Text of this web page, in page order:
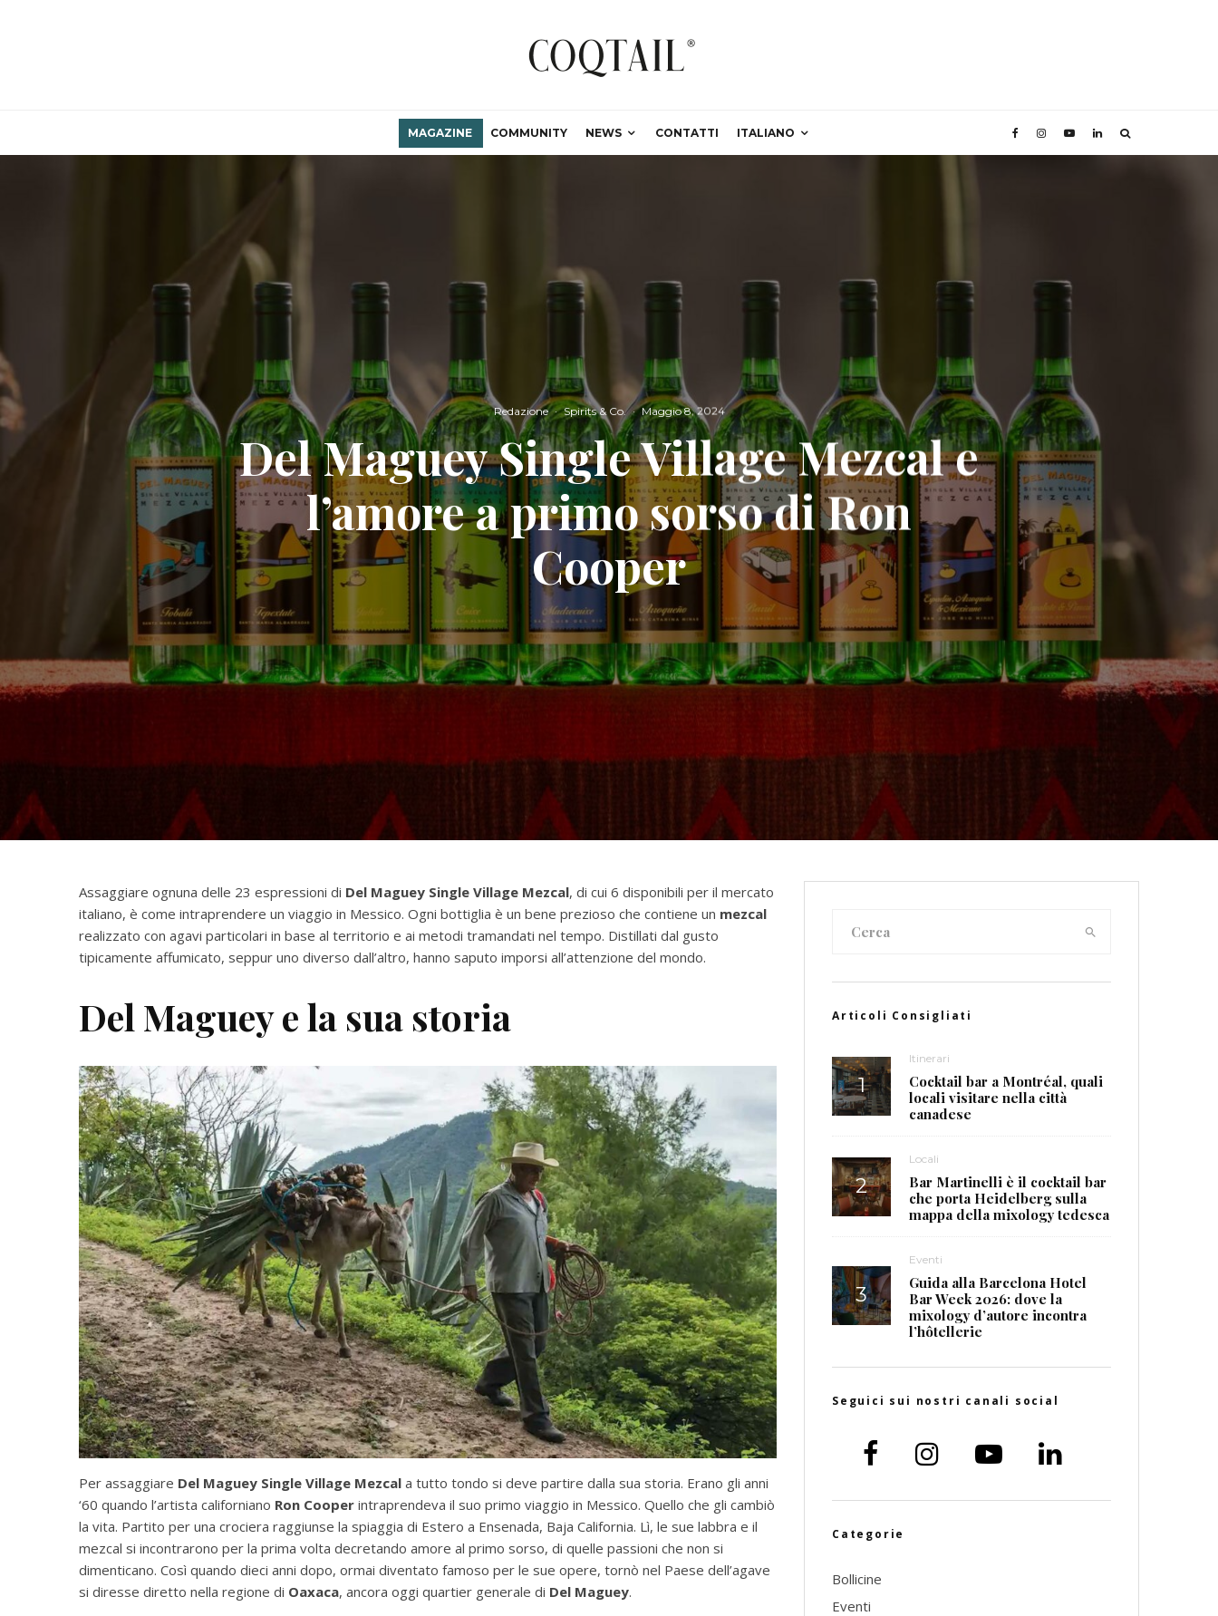
MAGAZINE COMMUNITY NEWS CONTATTI ITALIANO
Redazione · Spirits & Co. · Maggio 8, 2024
Del Maguey Single Village Mezcal e
l’amore a primo sorso di Ron
Cooper
Assaggiare ognuna delle 23 espressioni di Del Maguey Single Village Mezcal, di cui 6 disponibili per il mercato
italiano, è come intraprendere un viaggio in Messico. Ogni bottiglia è un bene prezioso che contiene un mezcal
realizzato con agavi particolari in base al territorio e ai metodi tramandati nel tempo. Distillati dal gusto
tipicamente affumicato, seppur uno diverso dall’altro, hanno saputo imporsi all’attenzione del mondo.
Del Maguey e la sua storia
Per assaggiare Del Maguey Single Village Mezcal a tutto tondo si deve partire dalla sua storia. Erano gli anni
‘60 quando l’artista californiano Ron Cooper intraprendeva il suo primo viaggio in Messico. Quello che gli cambiò
la vita. Partito per una crociera raggiunse la spiaggia di Estero a Ensenada, Baja California. Lì, le sue labbra e il
mezcal si incontrarono per la prima volta decretando amore al primo sorso, di quelle passioni che non si
dimenticano. Così quando dieci anni dopo, ormai diventato famoso per le sue opere, tornò nel Paese dell’agave
si diresse diretto nella regione di Oaxaca, ancora oggi quartier generale di Del Maguey.
Articoli Consigliati
Itinerari
Cocktail bar a Montréal, quali
locali visitare nella città
canadese
Locali
Bar Martinelli è il cocktail bar
che porta Heidelberg sulla
mappa della mixology tedesca
Eventi
Guida alla Barcelona Hotel
Bar Week 2026: dove la
mixology d’autore incontra
l’hôtellerie
Seguici sui nostri canali social
Categorie
Bollicine
Eventi